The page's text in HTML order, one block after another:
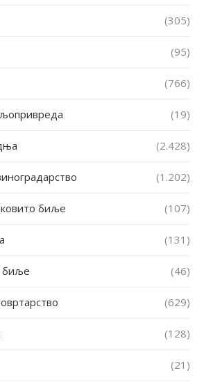
(305)
(95)
(766)
(19)
(2.428)
(1.202)
биље (107)
(131)
биље (46)
(629)
(128)
(21)